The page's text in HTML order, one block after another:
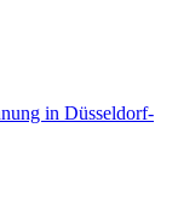
in Düsseldorf-